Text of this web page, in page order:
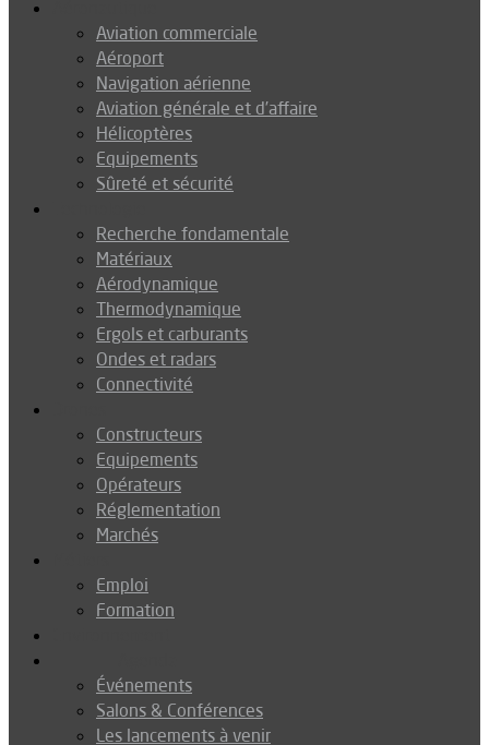
Aviation commerciale
Aéroport
Navigation aérienne
Aviation générale et d’affaire
Hélicoptères
Equipements
Sûreté et sécurité
Recherche fondamentale
Matériaux
Aérodynamique
Thermodynamique
Ergols et carburants
Ondes et radars
Connectivité
Constructeurs
Equipements
Opérateurs
Réglementation
Marchés
Emploi
Formation
Événements
Salons & Conférences
Les lancements à venir